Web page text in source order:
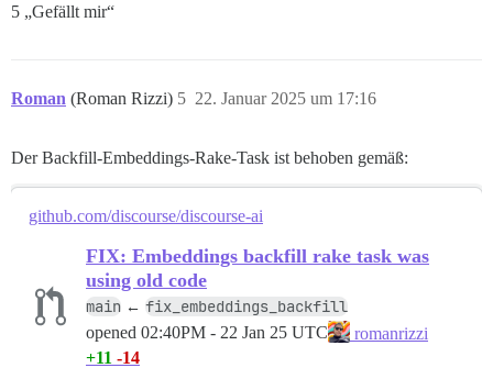
5 „Gefällt mir“
Roman (Roman Rizzi) 22. Januar 2025 um 17:16
5
Der Backfill-Embeddings-Rake-Task ist behoben gemäß:
github.com/discourse/discourse-ai
FIX: Embeddings backfill rake task was
using old code
main ← fix_embeddings_backfill
opened 02:40PM - 22 Jan 25 UTC
romanrizzi
+11 -14